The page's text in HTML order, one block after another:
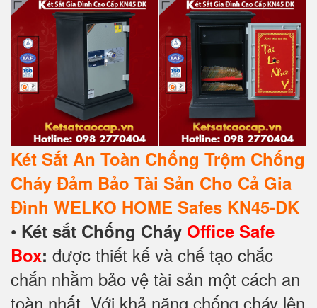
Két Sắt An Toàn Chống Trộm Chống
Cháy Đảm Bảo Tài Sản Cho Cả Gia
Đình WELKO HOME Safes KN45-DK
• Két sắt Chống Cháy Office Safe
Box: được thiết kế và chế tạo chắc
chắn nhằm bảo vệ tài sản một cách an
toàn nhất. Với khả năng chống cháy lên